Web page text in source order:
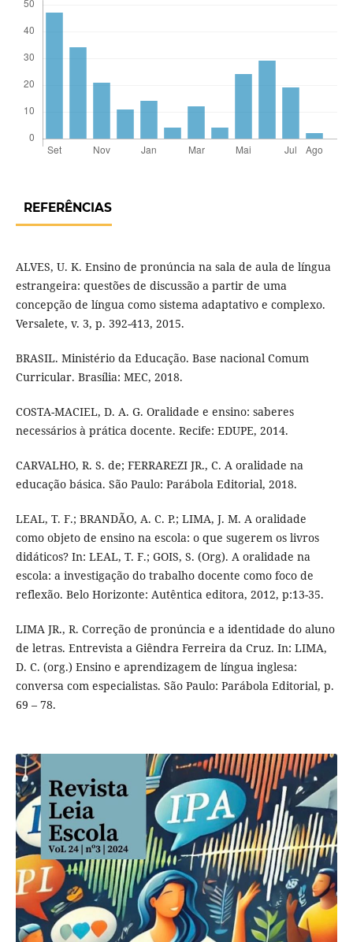
REFERÊNCIAS
ALVES, U. K. Ensino de pronúncia na sala de aula de língua
estrangeira: questões de discussão a partir de uma
concepção de língua como sistema adaptativo e complexo.
Versalete, v. 3, p. 392-413, 2015.
BRASIL. Ministério da Educação. Base nacional Comum
Curricular. Brasília: MEC, 2018.
COSTA-MACIEL, D. A. G. Oralidade e ensino: saberes
necessários à prática docente. Recife: EDUPE, 2014.
CARVALHO, R. S. de; FERRAREZI JR., C. A oralidade na
educação básica. São Paulo: Parábola Editorial, 2018.
LEAL, T. F.; BRANDÃO, A. C. P.; LIMA, J. M. A oralidade
como objeto de ensino na escola: o que sugerem os livros
didáticos? In: LEAL, T. F.; GOIS, S. (Org). A oralidade na
escola: a investigação do trabalho docente como foco de
reflexão. Belo Horizonte: Autêntica editora, 2012, p:13-35.
LIMA JR., R. Correção de pronúncia e a identidade do aluno
de letras. Entrevista a Giêndra Ferreira da Cruz. In: LIMA,
D. C. (org.) Ensino e aprendizagem de língua inglesa:
conversa com especialistas. São Paulo: Parábola Editorial, p.
69 – 78.